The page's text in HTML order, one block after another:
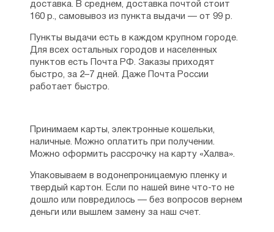
трудно, но для Бога невозможного нет.
к нашему оптинскому игумену Антонию,
а он так радостно и счастливо
благословил меня заняться изданием
книжки, что я почувствовала — всё будет
хорошо. За Марию молились в Оптиной
просила Машу
кое-что
И после почти двух лет искушений
и везений книга «Открытые небеса»,
наконец-то, увидела свет».
доставка. В среднем, доставка почтой стоит
160 р., самовывоз из пункта выдачи — от 99 р.
Пункты выдачи есть в каждом крупном городе.
Для всех остальных городов и населенных
пунктов есть Почта РФ. Заказы приходят
быстро, за 2–7 дней. Даже Почта России
работает быстро.
Принимаем карты, электронные кошельки,
наличные. Можно оплатить при получении.
Можно оформить рассрочку на карту «Халва».
Упаковываем в водонепроницаемую пленку и
твердый картон. Если по нашей вине что-то не
дошло или повредилось — без вопросов вернем
деньги или вышлем замену за наш счет.